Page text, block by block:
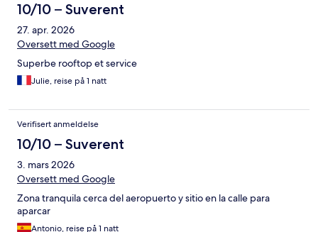
10/10 – Suverent
27. apr. 2026
Oversett med Google
Superbe rooftop et service
Julie, reise på 1 natt
Verifisert anmeldelse
10/10 – Suverent
3. mars 2026
Oversett med Google
Zona tranquila cerca del aeropuerto y sitio en la calle para
aparcar
Antonio, reise på 1 natt